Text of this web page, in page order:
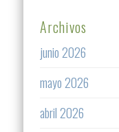
Archivos
junio 2026
mayo 2026
abril 2026